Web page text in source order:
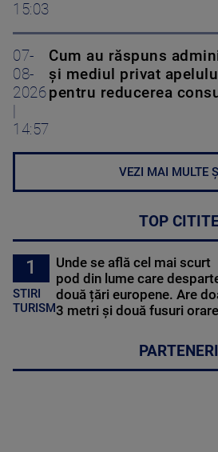
15:03
07-
08-
2026
14:57
Cum au răspuns
și mediul privat
pentru reducerea
VEZI MAI MULTE
TOP
1
STIRI
TURISM
Unde se află cel mai scurt
pod din lume care
două țări europene. Are
3 metri și două fusuri orare
PARTENERI